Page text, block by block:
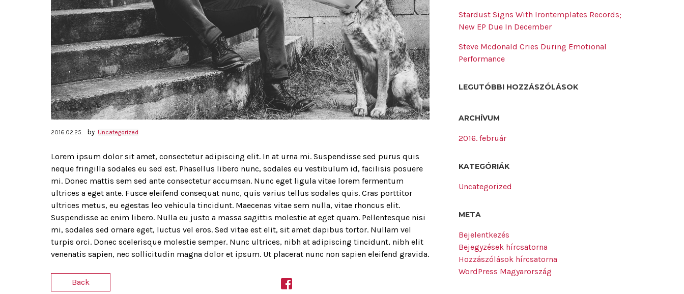
2016.02.25. by Uncategorized
Lorem ipsum dolor sit amet, consectetur adipiscing elit. In at urna mi. Suspendisse sed purus quis
neque fringilla sodales eu sed est. Phasellus libero nunc, sodales eu vestibulum id, facilisis posuere
mi. Donec mattis sem sed ante consectetur accumsan. Nunc eget ligula vitae lorem fermentum
ultrices a eget ante. Fusce eleifend consequat nunc, quis varius tellus sodales quis. Cras porttitor
ultrices metus, eu egestas leo vehicula tincidunt. Maecenas vitae sem nulla, vitae rhoncus elit.
Suspendisse ac enim libero. Nulla eu justo a massa sagittis molestie at eget quam. Pellentesque nisi
mi, sodales sed ornare eget, luctus vel eros. Sed vitae est elit, sit amet dapibus tortor. Nullam vel
turpis orci. Donec scelerisque molestie semper. Nunc ultrices, nibh at adipiscing tincidunt, nibh elit
venenatis sapien, nec sollicitudin magna dolor et ipsum. Ut placerat nunc non sapien eleifend gravida.
Back
Stardust Signs With Irontemplates Records;
New EP Due In December
Steve Mcdonald Cries During Emotional
Performance
LEGUTÓBBI HOZZÁSZÓLÁSOK
ARCHÍVUM
2016. február
KATEGÓRIÁK
Uncategorized
META
Bejelentkezés
Bejegyzések hírcsatorna
Hozzászólások hírcsatorna
WordPress Magyarország